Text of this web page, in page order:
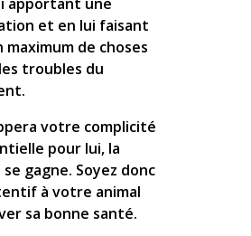
et en lui faisant
de choses
troubles du
votre complicité
pour lui, la
gagne. Soyez donc
à votre animal
sa bonne santé.